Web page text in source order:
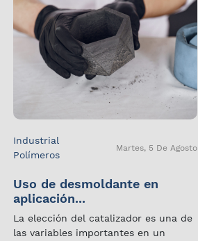
Industrial
Polímeros
Martes, 5 De Agosto
Uso de desmoldante en
aplicación...
La elección del catalizador es una de
las variables importantes en un